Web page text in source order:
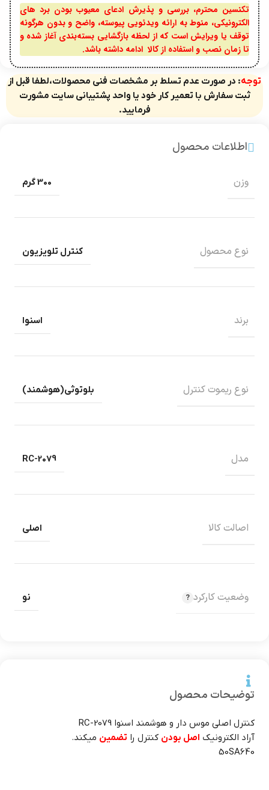
تکنسین محترم، بررسی و پذیرش ادعای معیوب بودن برد های
الکترونیکی، منوط به ارائه ویدئویی پیوسته، واضح و بدون هرگونه
توقف یا ویرایش است که از لحظه بازگشایی بسته‌بندی آغاز شده و
تا زمان نصب و استفاده از کالا ادامه داشته باشد.
توجه: در صورت عدم تسلط بر مشخصات فنی محصولات،لطفا قبل از
ثبت سفارش با تعمیر کار خود یا واحد پشتیبانی سایت مشورت
فرمایید.
توضیحات محصول
کنترل اصلی موس دار و هوشمند اسنوا RC-2079
آراد الکترونیک اصل بودن کنترل را تضمین میکند.
50SA640
اطلاعات محصول
وزن 300 گرم
نوع محصول کنترل تلویزیون
برند اسنوا
نوع ریموت کنترل بلوتوثی(هوشمند)
مدل RC-2079
اصالت کالا اصلی
وضعیت کارکرد نو